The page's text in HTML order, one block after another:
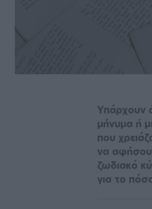
Υπάρχουν
μήνυμα ή
που
να
ζωδιακό
για το